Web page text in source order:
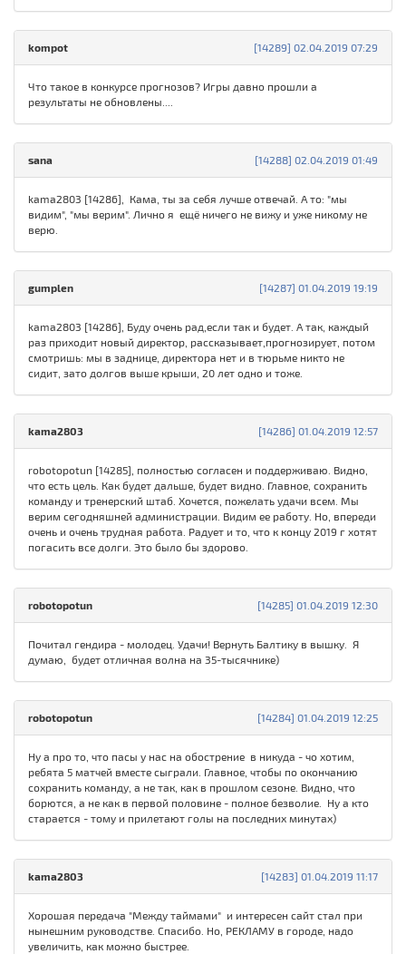
[14289] 02.04.2019 07:29
kompot
Что такое в конкурсе прогнозов? Игры давно прошли а
результаты не обновлены....
[14288] 02.04.2019 01:49
sаna
kama2803 [14286], Кама, ты за себя лучше отвечай. А то: "мы
видим", "мы верим". Лично я ещё ничего не вижу и уже никому не
верю.
[14287] 01.04.2019 19:19
gumplen
kama2803 [14286], Буду очень рад,если так и будет. А так, каждый
раз приходит новый директор, рассказывает,прогнозирует, потом
смотришь: мы в заднице, директора нет и в тюрьме никто не
сидит, зато долгов выше крыши, 20 лет одно и тоже.
[14286] 01.04.2019 12:57
kama2803
robotopotun [14285], полностью согласен и поддерживаю. Видно,
что есть цель. Как будет дальше, будет видно. Главное, сохранить
команду и тренерский штаб. Хочется, пожелать удачи всем. Мы
верим сегодняшней администрации. Видим ее работу. Но, впереди
очень и очень трудная работа. Радует и то, что к концу 2019 г хотят
погасить все долги. Это было бы здорово.
[14285] 01.04.2019 12:30
robotopotun
Почитал гендира - молодец. Удачи! Вернуть Балтику в вышку. Я
думаю, будет отличная волна на 35-тысячнике)
[14284] 01.04.2019 12:25
robotopotun
Ну а про то, что пасы у нас на обострение в никуда - чо хотим,
ребята 5 матчей вместе сыграли. Главное, чтобы по окончанию
сохранить команду, а не так, как в прошлом сезоне. Видно, что
борются, а не как в первой половине - полное безволие. Ну а кто
старается - тому и прилетают голы на последних минутах)
[14283] 01.04.2019 11:17
kama2803
Хорошая передача "Между таймами" и интересен сайт стал при
нынешним руководстве. Спасибо. Но, РЕКЛАМУ в городе, надо
увеличить, как можно быстрее.